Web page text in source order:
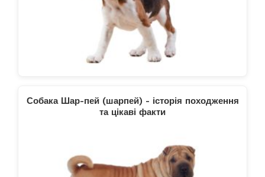
Собака Шар-пей (шарпей) - історія походження
та цікаві факти